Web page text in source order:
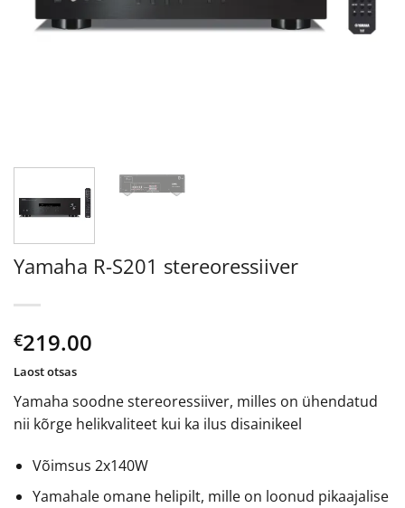
Yamaha R-S201 stereoressiiver
€219.00
Yamaha soodne stereoressiiver, milles on ühendatud
nii kõrge helikvaliteet kui ka ilus disainikeel
Võimsus 2x140W
Yamahale omane helipilt, mille on loonud pikaajalise
Laost otsas